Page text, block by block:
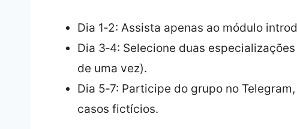
Dia 1‑2: Assista apenas ao módulo
Dia 3‑4: Selecione duas
de uma vez).
Dia 5‑7: Participe do grupo no
casos fictícios.